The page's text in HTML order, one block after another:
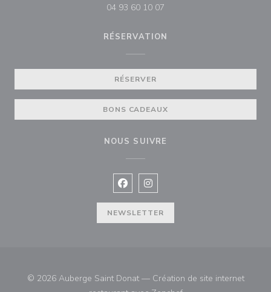
04 93 60 10 07
RÉSERVATION
RÉSERVER
BONS CADEAUX
NOUS SUIVRE
Facebook ((ouvre une nouvelle
Instagram ((ouvre une
NEWSLETTER
© 2026 Auberge Saint Donat — Création de site internet